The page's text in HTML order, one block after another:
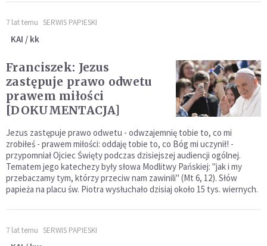
7 lat temu SERWIS PAPIESKI
KAI / kk
Franciszek: Jezus
zastępuje prawo odwetu
prawem miłości
[DOKUMENTACJA]
Jezus zastępuje prawo odwetu - odwzajemnię tobie to, co mi
zrobiłeś - prawem miłości: oddaję tobie to, co Bóg mi uczynił! -
przypomniał Ojciec Święty podczas dzisiejszej audiencji ogólnej.
Tematem jego katechezy były słowa Modlitwy Pańskiej: "jak i my
przebaczamy tym, którzy przeciw nam zawinili" (Mt 6, 12). Słów
papieża na placu św. Piotra wysłuchało dzisiaj około 15 tys. wiernych.
7 lat temu SERWIS PAPIESKI